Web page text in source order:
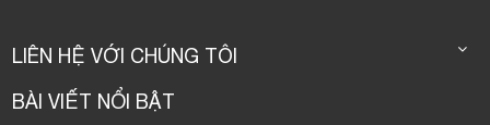
LIÊN HỆ VỚI CHÚNG TÔI
BÀI VIẾT NỔI BẬT